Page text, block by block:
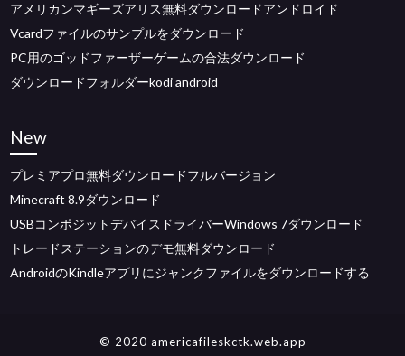
アメリカンマギーズアリス無料ダウンロードアンドロイド
Vcardファイルのサンプルをダウンロード
PC用のゴッドファーザーゲームの合法ダウンロード
ダウンロードフォルダーkodi android
New
プレミアプロ無料ダウンロードフルバージョン
Minecraft 8.9ダウンロード
USBコンポジットデバイスドライバーWindows 7ダウンロード
トレードス​​テーションのデモ無料ダウンロード
AndroidのKindleアプリにジャンクファイルをダウンロードする
© 2020 americafileskctk.web.app